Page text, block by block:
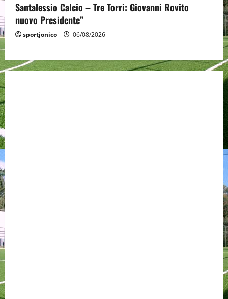
Santalessio Calcio – Tre Torri: Giovanni Rovito
nuovo Presidente”
sportjonico 06/08/2026